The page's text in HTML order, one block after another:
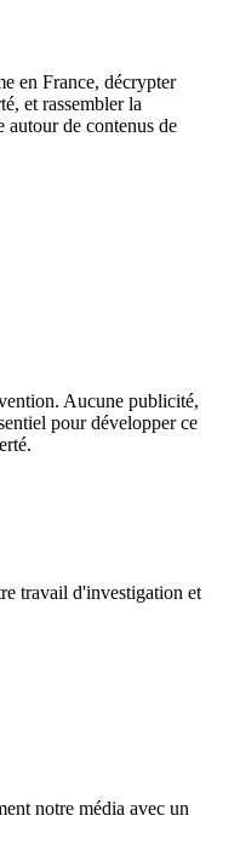
en France, décrypter
et rassembler la
autour de contenus de
Aucune publicité,
pour développer ce
travail d'investigation et
notre média avec un